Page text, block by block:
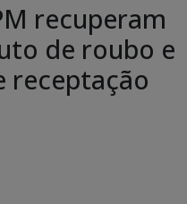
recuperam
de roubo e
receptação